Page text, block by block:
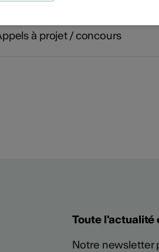
à projet / concours
Toute l'actualité
Notre newsletter